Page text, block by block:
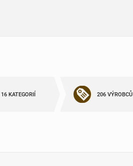
16 KATEGORIÍ 206 VÝROBCŮ